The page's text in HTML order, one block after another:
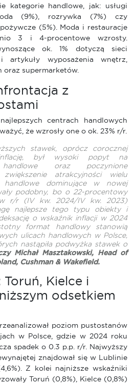
kategorie handlowe, jak: usługi
(9%), rozrywka (7%) czy
(5%). Moda i restauracje
3 i 4-procentowe wzrosty.
ok. 1% dotyczą sieci
artykuły wyposażenia wnętrz,
supermarketów.
z
centrach handlowych
że wzrosły one o ok. 23% r/r.
stawek, oprócz corocznej
był wysoki popyt na
handlowe oraz poczynione
atrakcyjności wielu
handlowe dominujące w nowej
podobny, bo o 22-procentowy
r/r (IV kw. 2024/IV kw. 2023)
najlepsze tego typu obiekty i
o wskaźnik inflacji w 2024
format handlowy stanowią
ulicach handlowych w Polsce,
nastąpiła podwyżka stawek o
Michał Masztakowski, Head of
Cushman & Wakefield.
Toruń, Kielce i
odsetkiem
poziom pustostanów
w Polsce, gdzie w 2024 roku
spadek o 0.3 p.p. r/r. Najwyższy
znajdował się w Lublinie
Z kolei najniższe wskaźniki
Toruń (0,8%), Kielce (0,8%)